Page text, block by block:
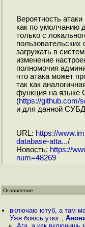
Вероятность
как по умолчанию
только с
загружать в
изменение
полномочия
что атака может
так как
функция на языке
(https://github.com/
и для данной
URL: https://
database-atta.../
Новость: https://
num=48269
Оглавление
включаю ютуб, а там
Уже боюсь утюг ,